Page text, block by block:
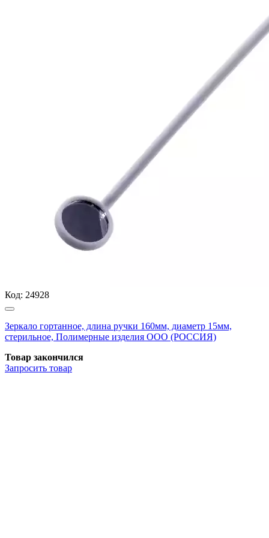
Код: 24928
Зеркало гортанное, длина ручки 160мм, диаметр 15мм,
стерильное, Полимерные изделия OOO (РОССИЯ)
Товар закончился
Запросить товар